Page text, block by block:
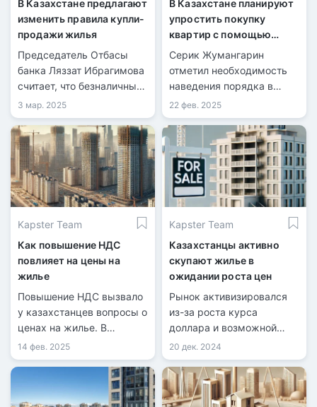
В Казахстане предлагают
изменить правила купли-
продажи жилья
Председатель Отбасы
банка Ляззат Ибрагимова
считает, что безналичный
расчет при покупке
жилья сделает рынок
прозрачнее и снизит
число обманутых
дольщиков.
3 мар. 2025
В Казахстане планируют
упростить покупку
квартир с помощью
безналичного расчёта
Серик Жумангарин
отметил необходимость
наведения порядка в
строительной сфере.
22 фев. 2025
Kapster Team
Как повышение НДС
повлияет на цены на
жилье
Повышение НДС вызвало
у казахстанцев вопросы о
ценах на жилье. В
кулуарах Сената их
адресовали вице-
министру нацэкономики
Арману Касенову.
14 фев. 2025
Kapster Team
Казахстанцы активно
скупают жилье в
ожидании роста цен
Рынок активизировался
из-за роста курса
доллара и возможной
отмены льготы на НДС
для застройщиков.
20 дек. 2024